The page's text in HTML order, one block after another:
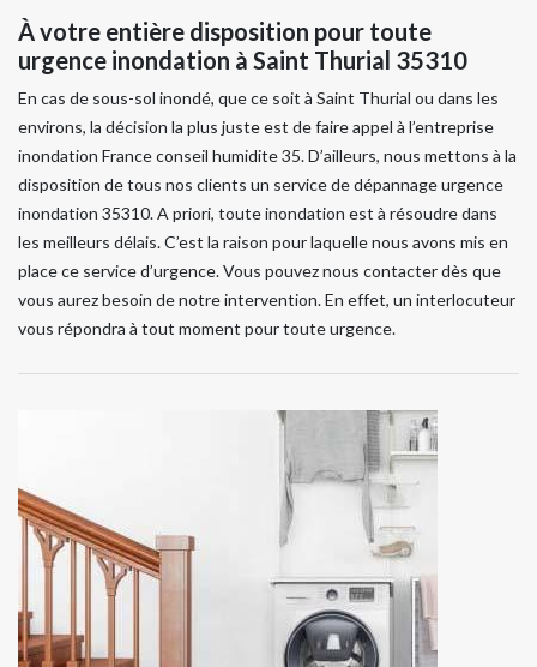
À votre entière disposition pour toute
urgence inondation à Saint Thurial 35310
En cas de sous-sol inondé, que ce soit à Saint Thurial ou dans les
environs, la décision la plus juste est de faire appel à l’entreprise
inondation France conseil humidite 35. D’ailleurs, nous mettons à la
disposition de tous nos clients un service de dépannage urgence
inondation 35310. A priori, toute inondation est à résoudre dans
les meilleurs délais. C’est la raison pour laquelle nous avons mis en
place ce service d’urgence. Vous pouvez nous contacter dès que
vous aurez besoin de notre intervention. En effet, un interlocuteur
vous répondra à tout moment pour toute urgence.